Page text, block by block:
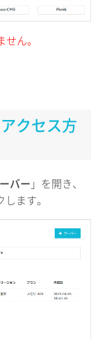
ん。
クセス方
バー 」を開き、
ます。